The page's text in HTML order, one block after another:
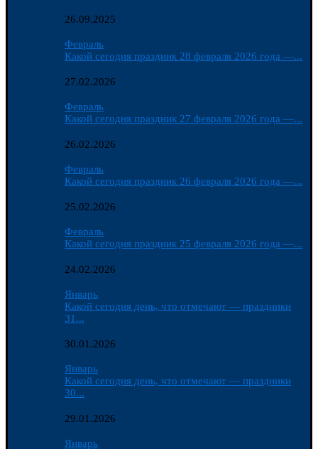
26.09.2025
Февраль
Какой сегодня праздник 28 февраля 2026 года —...
27.02.2026
Февраль
Какой сегодня праздник 27 февраля 2026 года —...
26.02.2026
Февраль
Какой сегодня праздник 26 февраля 2026 года —...
25.02.2026
Февраль
Какой сегодня праздник 25 февраля 2026 года —...
24.02.2026
Январь
Какой сегодня день, что отмечают — праздники
31...
30.01.2026
Январь
Какой сегодня день, что отмечают — праздники
30...
29.01.2026
Январь